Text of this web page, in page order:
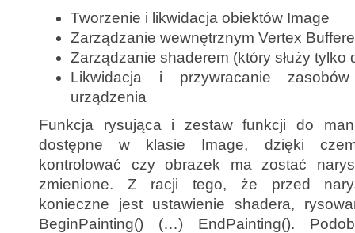
Tworzenie i likwidacja obiektów Image
Zarządzanie wewnętrznym Vertex
Zarządzanie shaderem (który służy tylko
Likwidacja i przywracanie
urządzenia
Funkcja rysująca i zestaw funkcji do
dostępne w klasie Image, dzięki
kontrolować czy obrazek ma zostać
zmienione. Z racji tego, że przed
konieczne jest ustawienie shadera,
BeginPainting() (…) EndPainting().